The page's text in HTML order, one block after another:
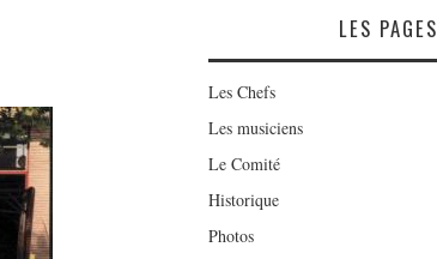
LES PAGES
Les Chefs
Les musiciens
Le Comité
Historique
Photos